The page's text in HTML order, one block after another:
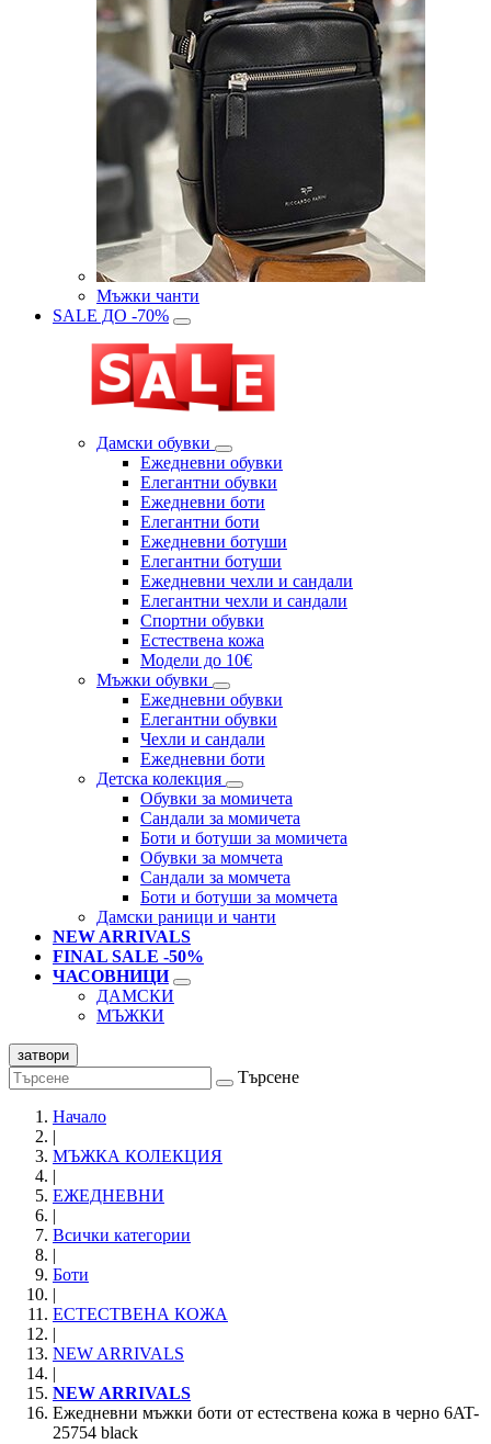
Мъжки чанти
SALE ДО -70%
Дамски обувки
Eжедневни обувки
Eлегантни обувки
Eжедневни боти
Eлегантни боти
Eжедневни ботуши
Eлегантни ботуши
Ежедневни чехли и сандали
Елегантни чехли и сандали
Спортни обувки
Естествена кожа
Модели до 10€
Мъжки обувки
Ежедневни обувки
Елегантни обувки
Чехли и сандали
Ежедневни боти
Детска колекция
Обувки за момичета
Сандали за момичета
Боти и ботуши за момичета
Обувки за момчета
Сандали за момчета
Боти и ботуши за момчета
Дамски раници и чанти
NEW ARRIVALS
FINAL SALE -50%
ЧАСОВНИЦИ
ДАМСКИ
МЪЖКИ
затвори
Търсене
Начало
|
МЪЖКА КОЛЕКЦИЯ
|
ЕЖЕДНЕВНИ
|
Всички категории
|
Боти
|
ЕСТЕСТВЕНА КОЖА
|
NEW ARRIVALS
|
NEW ARRIVALS
Ежедневни мъжки боти от естествена кожа в черно 6AT-
25754 black